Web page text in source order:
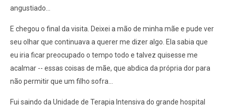
angustiado...
E chegou o final da visita. Deixei a mão de minha mãe e pude ver
seu olhar que continuava a querer me dizer algo. Ela sabia que
eu iria ficar preocupado o tempo todo e talvez quisesse me
acalmar -- essas coisas de mãe, que abdica da própria dor para
não permitir que um filho sofra...
Fui saindo da Unidade de Terapia Intensiva do grande hospital